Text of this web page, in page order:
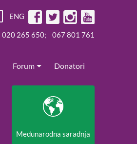
ENG
020 265 650; 067 801 761
Forum Donatori
Međunarodna saradnja